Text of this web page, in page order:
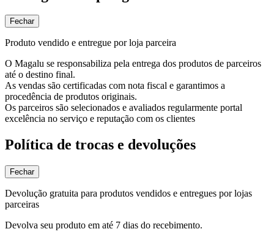
Fechar
Produto vendido e entregue por loja parceira
O Magalu se responsabiliza pela entrega dos produtos de parceiros
até o destino final.
As vendas são certificadas com nota fiscal e garantimos a
procedência de produtos originais.
Os parceiros são selecionados e avaliados regularmente portal
excelência no serviço e reputação com os clientes
Política de trocas e devoluções
Fechar
Devolução gratuita para produtos vendidos e entregues por lojas
parceiras
Devolva seu produto em até 7 dias do recebimento.